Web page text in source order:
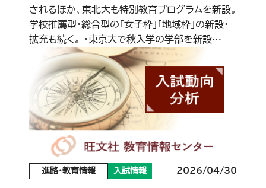
されるほか、東北大も特別教育プログラムを新設。
学校推薦型・総合型の「女子枠」「地域枠」の新設・
拡充も続く。 ・東京大で秋入学の学部を新設…
進路・教育情報 入試情報 2026/04/30